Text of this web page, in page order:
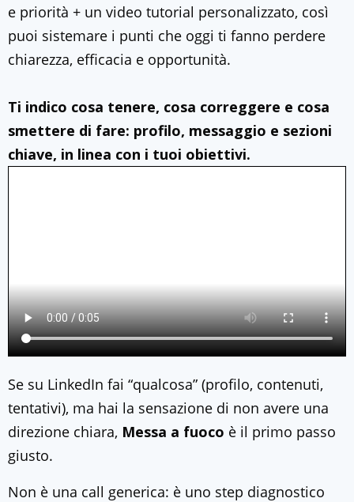
e priorità + un video tutorial personalizzato, così
puoi sistemare i punti che oggi ti fanno perdere
chiarezza, efficacia e opportunità.
Ti indico cosa tenere, cosa correggere e cosa
smettere di fare: profilo, messaggio e sezioni
chiave, in linea con i tuoi obiettivi.
Se su LinkedIn fai “qualcosa” (profilo, contenuti,
tentativi), ma hai la sensazione di non avere una
direzione chiara, Messa a fuoco è il primo passo
giusto.
Non è una call generica: è uno step diagnostico